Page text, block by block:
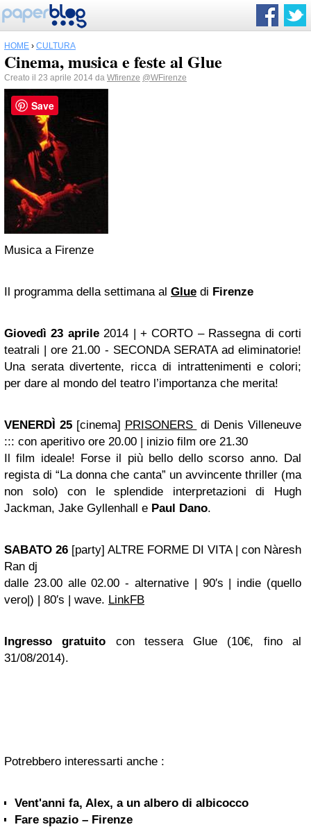
HOME › CULTURA
Cinema, musica e feste al Glue
Creato il 23 aprile 2014 da Wfirenze @WFirenze
Musica a Firenze
Il programma della settimana al Glue di Firenze
Giovedì 23 aprile2014 | + CORTO – Rassegna di corti
teatrali | ore 21.00 - SECONDA SERATA ad eliminatorie!
Una serata divertente, ricca di intrattenimenti e colori;
per dare al mondo del teatro l’importanza che merita!
VENERDÌ 25[cinema] PRISONERS di Denis Villeneuve
::: con aperitivo ore 20.00 | inizio film ore 21.30
Il film ideale! Forse il più bello dello scorso anno. Dal
regista di “La donna che canta” un avvincente thriller (ma
non solo) con le splendide interpretazioni di Hugh
Jackman, Jake Gyllenhall e Paul Dano.
SABATO 26 [party] ALTRE FORME DI VITA | con Nàresh
Ran dj
dalle 23.00 alle 02.00 - alternative | 90′s | indie (quello
vero|) | 80′s | wave. LinkFB
Ingresso gratuito con tessera Glue (10€, fino al
31/08/2014).
Potrebbero interessarti anche :
Vent'anni fa, Alex, a un albero di albicocco
Fare spazio – Firenze
Save